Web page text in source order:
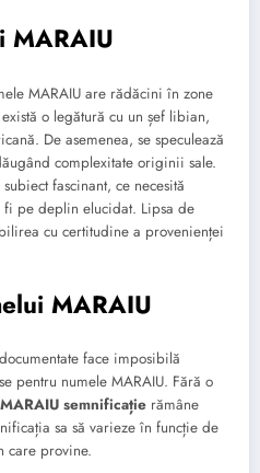
MARAIU
MARAIU are rădăcini în zone
o legătură cu un șef libian,
De asemenea, se speculează
complexitate originii sale.
fascinant, ce necesită
pe deplin elucidat. Lipsa de
cu certitudine a provenienței
MARAIU
face imposibilă
pentru numele MARAIU. Fără o
MARAIU semnificație rămâne
sa să varieze în funcție de
care provine.